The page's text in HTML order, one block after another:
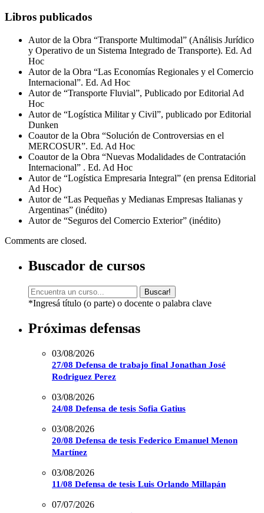
Libros publicados
Autor de la Obra “Transporte Multimodal” (Análisis Jurídico
y Operativo de un Sistema Integrado de Transporte). Ed. Ad
Hoc
Autor de la Obra “Las Economías Regionales y el Comercio
Internacional”. Ed. Ad Hoc
Autor de “Transporte Fluvial”, Publicado por Editorial Ad
Hoc
Autor de “Logística Militar y Civil”, publicado por Editorial
Dunken
Coautor de la Obra “Solución de Controversias en el
MERCOSUR”. Ed. Ad Hoc
Coautor de la Obra “Nuevas Modalidades de Contratación
Internacional” . Ed. Ad Hoc
Autor de “Logística Empresaria Integral” (en prensa Editorial
Ad Hoc)
Autor de “Las Pequeñas y Medianas Empresas Italianas y
Argentinas” (inédito)
Autor de “Seguros del Comercio Exterior” (inédito)
Comments are closed.
Buscador de cursos
Buscar!
*Ingresá título (o parte) o docente o palabra clave
Próximas defensas
03/08/2026
27/08 Defensa de trabajo final Jonathan José
Rodriguez Perez
03/08/2026
24/08 Defensa de tesis Sofia Gatius
03/08/2026
20/08 Defensa de tesis Federico Emanuel Menon
Martínez
03/08/2026
11/08 Defensa de tesis Luis Orlando Millapán
07/07/2026